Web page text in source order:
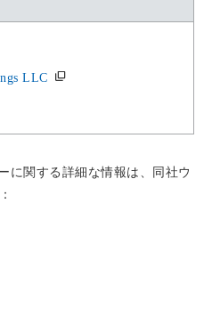
LLC
に関する詳細な情報は、同社ウ